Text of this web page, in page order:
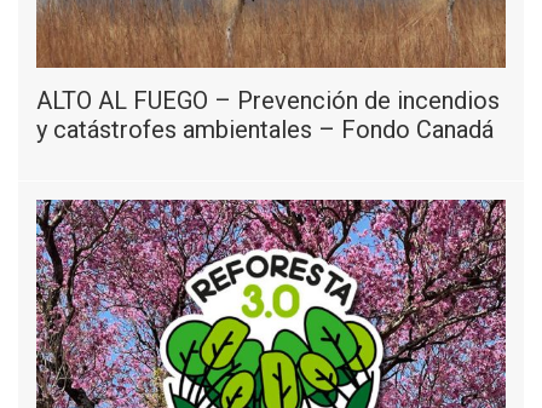
ALTO AL FUEGO – Prevención de incendios
y catástrofes ambientales – Fondo Canadá